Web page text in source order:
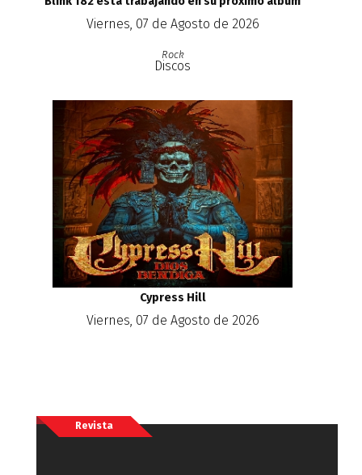
Viernes, 07 de Agosto de 2026
Rock
Discos
Cypress Hill
Viernes, 07 de Agosto de 2026
Revista